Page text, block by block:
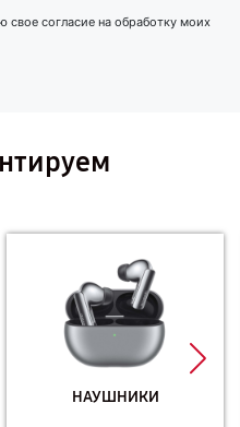
свое согласие на обработку моих
НАУШНИКИ